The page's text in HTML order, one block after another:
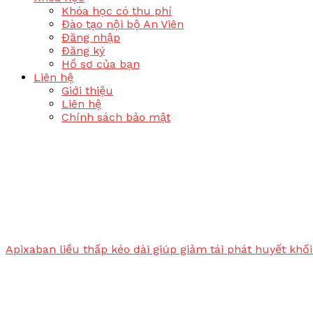
Khóa học có thu phí
Đào tạo nội bộ An Viên
Đăng nhập
Đăng ký
Hồ sơ của bạn
Liên hệ
Giới thiệu
Liên hệ
Chính sách bảo mật
Apixaban liều thấp kéo dài giúp giảm tái phát huyết